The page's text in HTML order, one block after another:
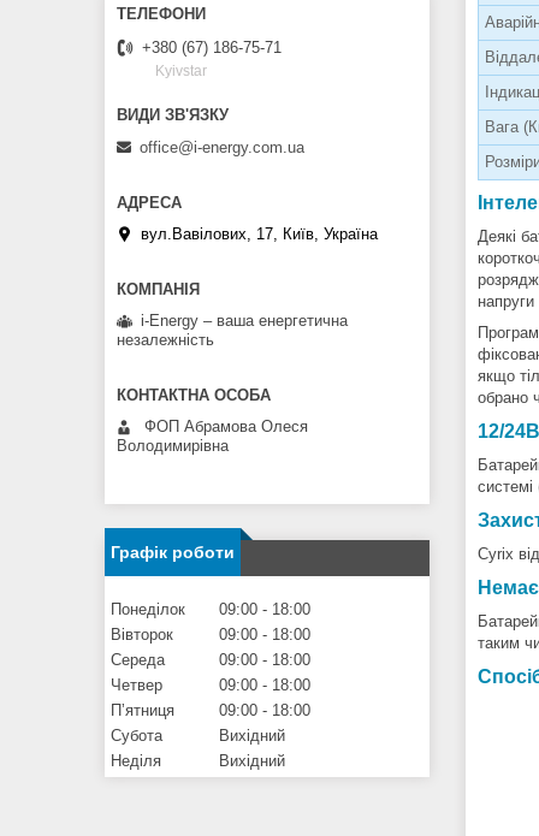
Вага
Деякі
якщо
обрано
12/
Cyrix
таким
+380 (67) 186-75-71
Kyivstar
office@i-energy.com.ua
вул.Вавілових, 17, Київ, Україна
i-Energy – ваша енергетична
незалежність
ФОП Абрамова Олеся
Володимирівна
Графік роботи
Понеділок 09:00
18:00
Вівторок
09:00
18:00
Середа
09:00
18:00
Четвер
09:00
18:00
Пʼятниця
09:00
18:00
Субота
Вихідний
Неділя
Вихідний